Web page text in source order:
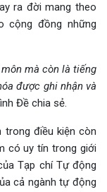
ra đời mang theo
cộng đồng những
mà còn là tiếng
được ghi nhận và
Đề chia sẻ.
điều kiện còn
có uy tín trong giới
Tạp chí Tự động
cả ngành tự động